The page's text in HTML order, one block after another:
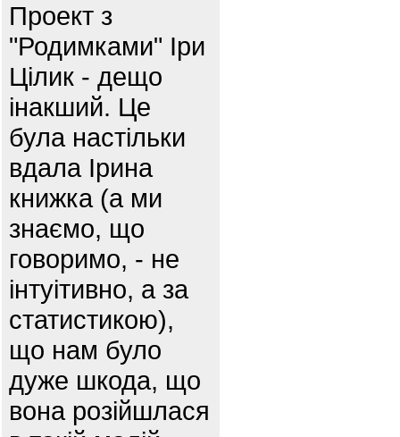
Проект з
"Родимками" Іри
Цілик - дещо
інакший. Це
була настільки
вдала Ірина
книжка (а ми
знаємо, що
говоримо, - не
інтуітивно, а за
статистикою),
що нам було
дуже шкода, що
вона розійшлася